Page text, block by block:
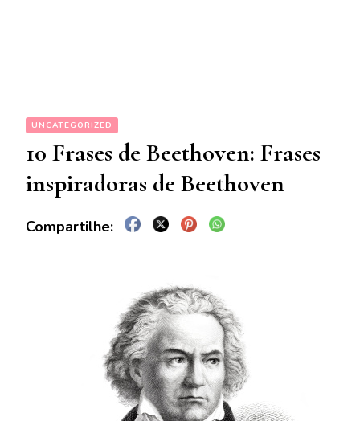
UNCATEGORIZED
10 Frases de Beethoven: Frases
inspiradoras de Beethoven